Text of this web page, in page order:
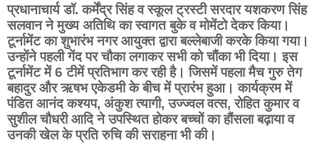
प्रधानाचार्य डॉ. कर्मेंद्र सिंह व स्कूल ट्रस्टी सरदार यशकरण सिंह
सलवान ने मुख्य अतिथि का स्वागत बुके व मोमेंटो देकर किया।
टूर्नामेंट का शुभारंभ नगर आयुक्त द्वारा बल्लेबाजी करके किया गया।
उन्होंने पहली गेंद पर चौका लगाकर सभी को चौंका भी दिया। इस
टूर्नामेंट में 6 टीमें प्रतिभाग कर रही है। जिसमें पहला मैच गुरु तेग
बहादुर और ऋषभ एकेडमी के बीच में प्रारंभ हुआ। कार्यक्रम में
पंडित आनंद कश्यप, अंकुश त्यागी, उज्ज्वल वत्स, रोहित कुमार व
सुशील चौधरी आदि ने उपस्थित होकर बच्चों का हौंसला बढ़ाया व
उनकी खेल के प्रति रुचि की सराहना भी की।